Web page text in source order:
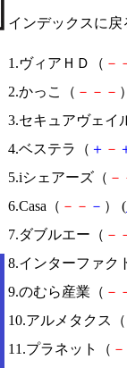
インデックスに戻
1.ヴィアＨＤ（ －
2.かっこ（ － － －
3.セキュアヴェイ
4.ベステラ（ ＋ －
5.iシェアーズ（ －
6.Casa（ － － － ） (
7.ダブルエー（ －
8.インターファク
9.のむら産業（ －
10.アルメタクス（
11.プラネット（ －